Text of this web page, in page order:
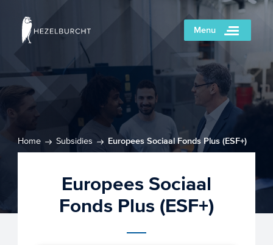
Menu
Home Subsidies Europees Sociaal Fonds Plus (ESF+)
Europees Sociaal
Fonds Plus (ESF+)